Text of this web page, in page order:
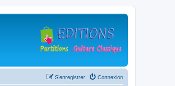
Connexion
S’enregistrer